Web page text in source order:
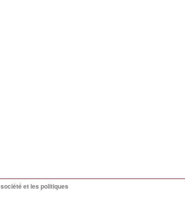
et les politiques